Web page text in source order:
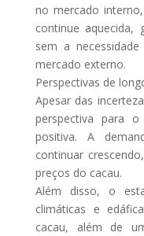
no mercado
continue aquecida,
sem a
mercado externo.
Perspectivas de
Apesar das
perspectiva para
positiva. A
continuar
preços do cacau.
Além disso, o
climáticas e
cacau, além de